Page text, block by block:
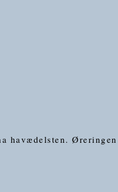
havædelsten.